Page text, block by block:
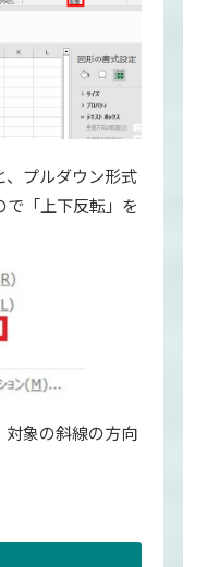
、プルダウン形式
で「上下反転」を
対象の斜線の方向